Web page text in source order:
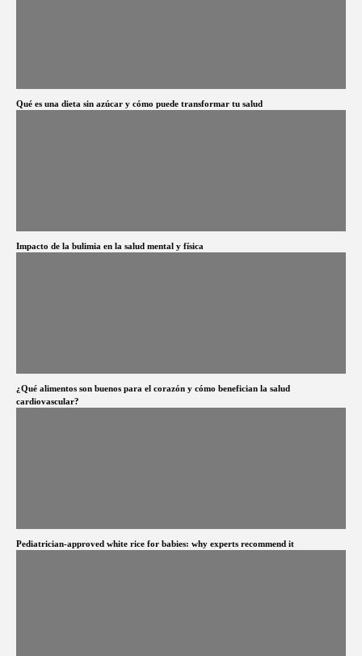
Qué es una dieta sin azúcar y cómo puede transformar tu salud
Impacto de la bulimia en la salud mental y física
¿Qué alimentos son buenos para el corazón y cómo benefician la salud
cardiovascular?
Pediatrician-approved white rice for babies: why experts recommend it